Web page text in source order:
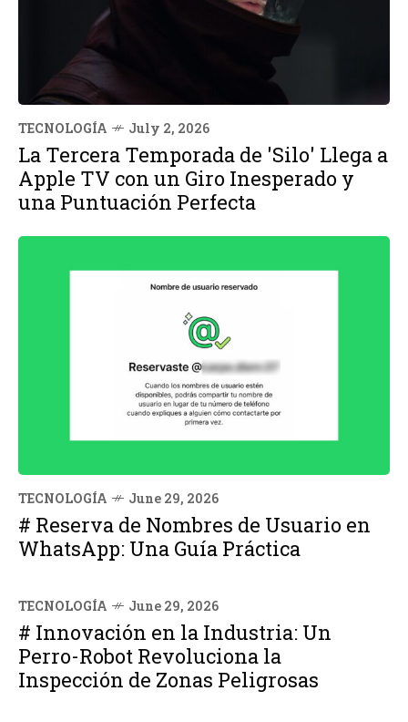
TECNOLOGÍA July 2, 2026
La Tercera Temporada de 'Silo' Llega a
Apple TV con un Giro Inesperado y
una Puntuación Perfecta
TECNOLOGÍA June 29, 2026
# Reserva de Nombres de Usuario en
WhatsApp: Una Guía Práctica
TECNOLOGÍA June 29, 2026
# Innovación en la Industria: Un
Perro-Robot Revoluciona la
Inspección de Zonas Peligrosas